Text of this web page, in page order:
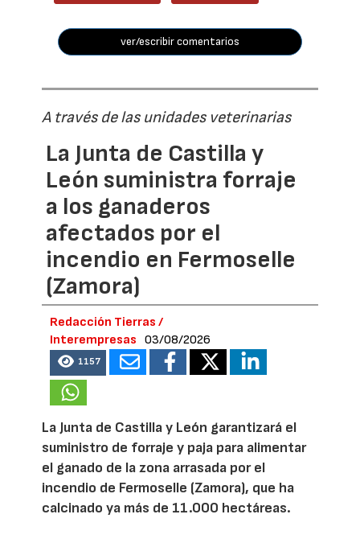
ver/escribir comentarios
A través de las unidades veterinarias
La Junta de Castilla y
León suministra forraje
a los ganaderos
afectados por el
incendio en Fermoselle
(Zamora)
Redacción Tierras /
Interempresas
03/08/2026
1157
La Junta de Castilla y León garantizará el
suministro de forraje y paja para alimentar
el ganado de la zona arrasada por el
incendio de Fermoselle (Zamora), que ha
calcinado ya más de 11.000 hectáreas.